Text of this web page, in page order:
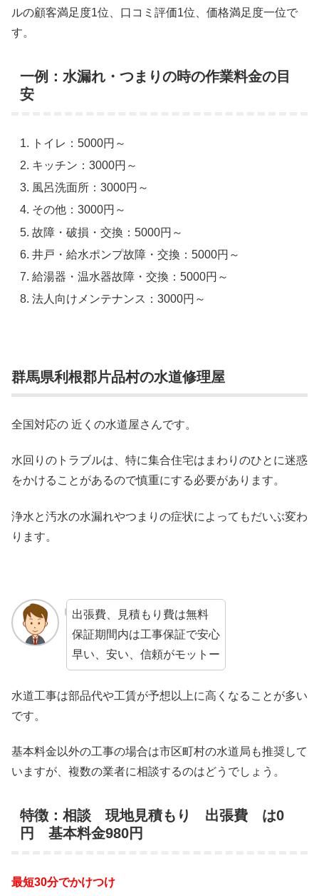
ルの顧客満足度1位、口コミ評価1位、価格満足度一位で
す。
一例：水漏れ・つまりの時の作業料金の目
安
トイレ：5000円～
キッチン：3000円～
風呂洗面所：3000円～
その他：3000円～
故障・破損・交換：5000円～
井戸・給水ポンプ故障・交換：5000円～
給湯器・温水器故障・交換：5000円～
法人向けメンテナンス：3000円～
群馬県利根郡片品村の水道修理屋
全国対応の 近くの水道屋さんです。
水回りのトラブルは、特に集合住宅はまわりのひとに迷惑
をかけることがあるので慎重にする必要があります。
浄水と汚水の水漏れやつまりの症状によってもだいぶ変わ
ります。
出張費、見積もり費は無料
保証期間内は工事保証で安心
早い、安い、信頼がモットー
水道工事は部品代や工賃が予想以上に高くなることが多い
です。
基本料金以外の工事の場合は市区町村の水道局も推奨して
いますが、複数の業者に相談するのはどうでしょう。
特徴：相談 現地見積もり 出張費 は0
円 基本料金980円
最短30分でかけつけ